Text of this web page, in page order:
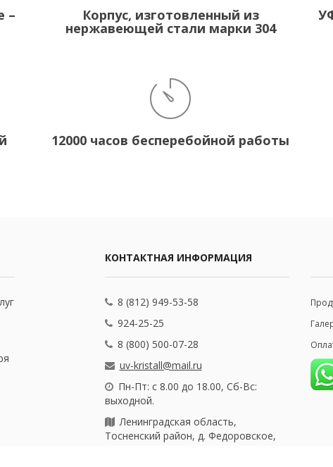
– Корпус, изготовленный из
нержавеющей стали марки 304
12000 часов бесперебойной работы
КОНТАКТНАЯ ИНФОРМАЦИЯ
8 (812) 949-53-58
924-25-25
8 (800) 500-07-28
uv-kristall@mail.ru
Пн-Пт: с 8.00 до 18.00, Сб-Вс:
выходной.
Ленинградская область,
Тосненский район, д. Федоровское,